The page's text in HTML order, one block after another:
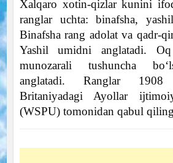
Xalqaro xotin-qizlar kunini
ranglar uchta: binafsha,
Binafsha rang adolat va qadr-
Yashil umidni anglatadi.
munozarali tushuncha
anglatadi. Ranglar
Britaniyadagi Ayollar
(WSPU) tomonidan qabul